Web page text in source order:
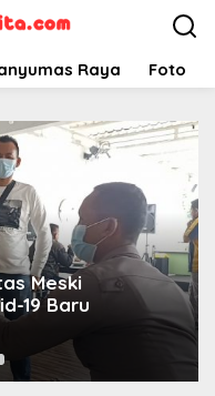
Raya Foto
Meski
19 Baru